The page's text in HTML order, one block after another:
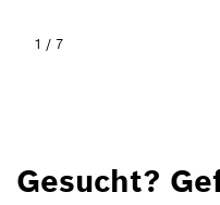
1 / 7
Gesucht?